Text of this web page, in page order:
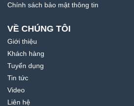
Chính sách bảo mật thông tin
VỀ CHÚNG TÔI
Giới thiệu
Khách hàng
Tuyển dụng
Tin tức
Video
Liên hệ